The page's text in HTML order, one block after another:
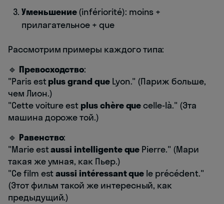
Уменьшение(infériorité): moins +
прилагательное + que
Рассмотрим примеры каждого типа:
🔹 Превосходство:
"Paris estplus grand queLyon." (Париж больше,
чем Лион.)
"Cette voiture est plus chère quecelle-là." (Эта
машина дороже той.)
🔹 Равенство:
"Marie estaussi intelligente que Pierre." (Мари
такая же умная, как Пьер.)
"Ce film estaussi intéressant que le précédent."
(Этот фильм такой же интересный, как
предыдущий.)